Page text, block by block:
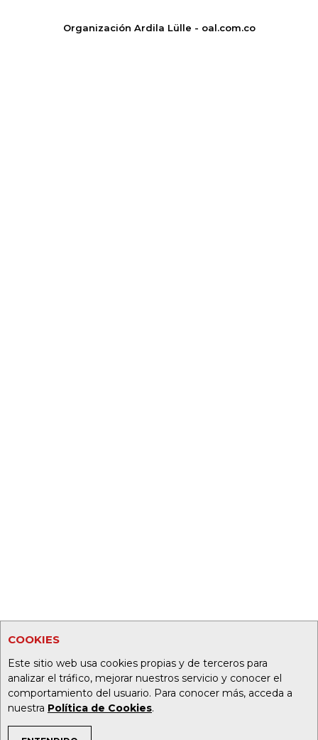
COOKIES
Este sitio web usa cookies propias y de terceros para
analizar el tráfico, mejorar nuestros servicio y conocer el
comportamiento del usuario. Para conocer más, acceda a
nuestra Política de Cookies.
Organización Ardila Lülle - oal.com.co